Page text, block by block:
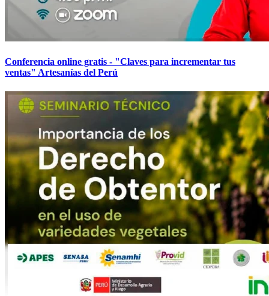
Conferencia online gratis - "Claves para incrementar tus
ventas" Artesanías del Perú